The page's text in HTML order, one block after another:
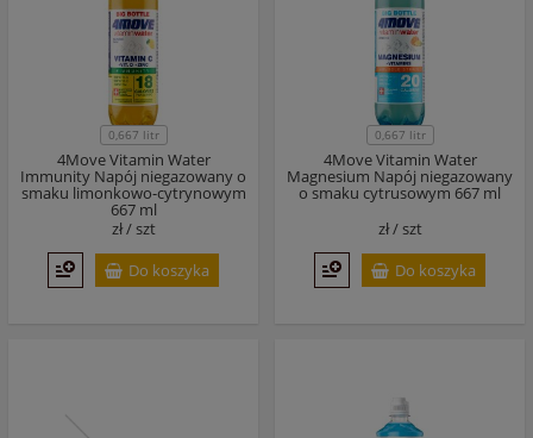
0,667 litr
4Move Vitamin Water
Immunity Napój niegazowany o
smaku limonkowo-cytrynowym
667 ml
zł /szt
Do koszyka
0,667 litr
4Move Vitamin Water
Magnesium Napój niegazowany
o smaku cytrusowym 667 ml
zł /szt
Do koszyka